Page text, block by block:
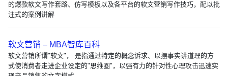
的爆款软文写作套路、仿写模板以及各平台的软文营销写作技巧，配以批
注式的案例讲解
软文营销 – MBA智库百科
软文营销所谓"软文"， 是指通过特定的概念诉求、以摆事实讲道理的方
式使消费者走进企业设定的"思维圈"，以强有力的针对性心理攻击迅速实